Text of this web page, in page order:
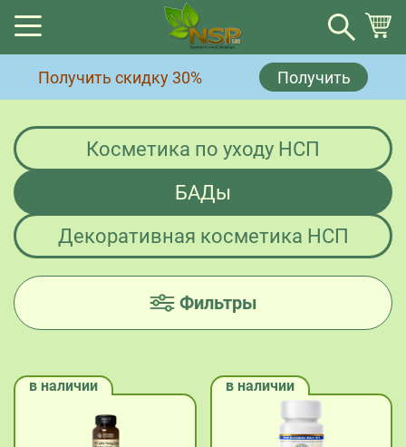
Получить скидку 30% Получить
Косметика по уходу НСП
БАДы
Декоративная косметика НСП
Фильтры
в наличии в наличии
Корзина
Корзина пуста.